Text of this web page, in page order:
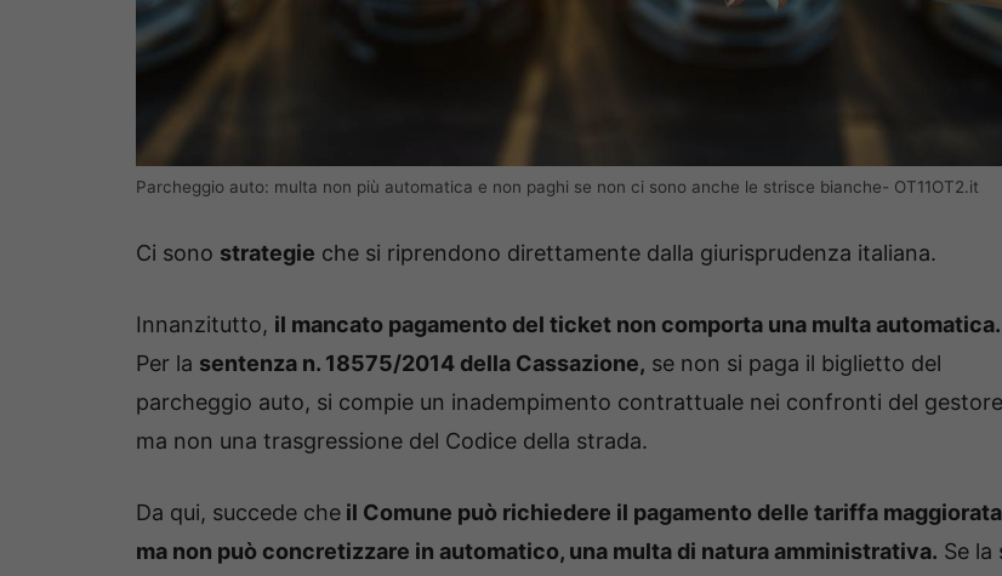
Parcheggio auto: multa non più automatica e non paghi se non ci sono anche le strisce bianche- OT11OT2.it
Ci sono strategie che si riprendono direttamente dalla giurisprudenza italiana.
Innanzitutto, il mancato pagamento del ticket non comporta una multa automatica.
Per la sentenza n. 18575/2014 della Cassazione, se non si paga il biglietto del
parcheggio auto, si compie un inadempimento contrattuale nei confronti del
ma non una trasgressione del Codice della strada.
Da qui, succede che il Comune può richiedere il pagamento delle tariffa
ma non può concretizzare in automatico, una multa di natura amministrativa. Se la